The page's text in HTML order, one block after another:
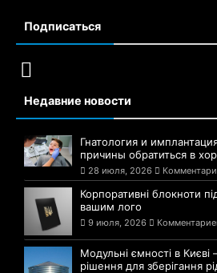
Подписаться
Недавние новости
Гнатология и
причины обратиться в
28 июля, 2026
Корпоративні блокноти
вашим лого
9 июля, 2026
Модульні ємності в Києві
рішення для зберігання